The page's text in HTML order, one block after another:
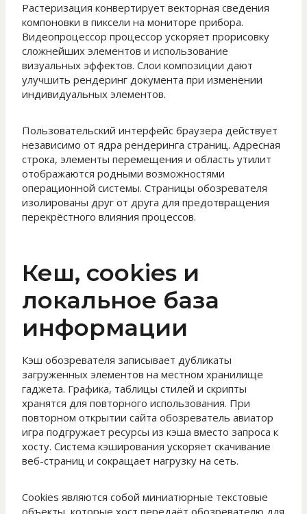
Растеризация конвертирует векторная сведения
компоновки в пиксели на мониторе прибора.
Видеопроцессор процессор ускоряет прорисовку
сложнейших элементов и использование
визуальных эффектов. Слои композиции дают
улучшить рендеринг документа при изменении
индивидуальных элементов.
Пользовательский интерфейс браузера действует
независимо от ядра рендеринга страниц. Адресная
строка, элементы перемещения и область утилит
отображаются родными возможностями
операционной системы. Страницы обозревателя
изолированы друг от друга для предотвращения
перекрёстного влияния процессов.
Кеш, cookies и
локальное база
информации
Кэш обозревателя записывает дубликаты
загруженных элементов на местном хранилище
гаджета. Графика, таблицы стилей и скрипты
хранятся для повторного использования. При
повторном открытии сайта обозреватель авиатор
игра подгружает ресурсы из кэша вместо запроса к
хосту. Система кэширования ускоряет скачивание
веб-страниц и сокращает нагрузку на сеть.
Cookies являются собой миниатюрные текстовые